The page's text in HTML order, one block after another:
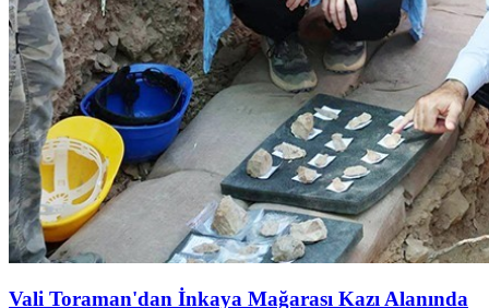
Vali Toraman'dan İnkaya Mağarası Kazı Alanında